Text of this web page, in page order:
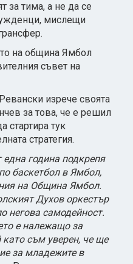
за тима, а не да се
мислещи
на община Ямбол
съвет на
изрече своята
за това, че е решил
стартира тук
стратегия.
една година подкрепя
баскетбол в Ямбол,
на Община Ямбол.
Духов оркестър
негова самодейност.
е належащо за
съм уверен, че ще
за младежите в